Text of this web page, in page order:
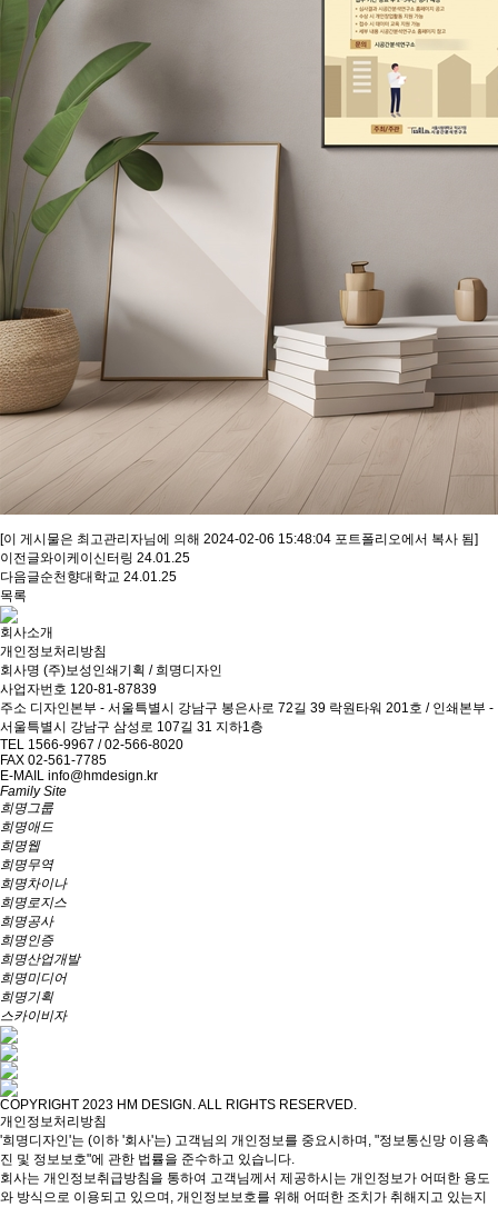
[이 게시물은 최고관리자님에 의해 2024-02-06 15:48:04 포트폴리오에서 복사 됨]
이전글와이케이신터링 24.01.25
다음글순천향대학교 24.01.25
목록
회사소개
개인정보처리방침
회사명 (주)보성인쇄기획 / 희명디자인
사업자번호 120-81-87839
주소 디자인본부 - 서울특별시 강남구 봉은사로 72길 39 락원타워 201호 / 인쇄본부 -
서울특별시 강남구 삼성로 107길 31 지하1층
TEL 1566-9967 / 02-566-8020
FAX 02-561-7785
E-MAIL info@hmdesign.kr
Family Site
희명그룹
희명애드
희명웹
희명무역
희명차이나
희명로지스
희명공사
희명인증
희명산업개발
희명미디어
희명기획
스카이비자
COPYRIGHT 2023 HM DESIGN. ALL RIGHTS RESERVED.
개인정보처리방침
'희명디자인'는 (이하 '회사'는) 고객님의 개인정보를 중요시하며, "정보통신망 이용촉
진 및 정보보호"에 관한 법률을 준수하고 있습니다.
회사는 개인정보취급방침을 통하여 고객님께서 제공하시는 개인정보가 어떠한 용도
와 방식으로 이용되고 있으며, 개인정보보호를 위해 어떠한 조치가 취해지고 있는지